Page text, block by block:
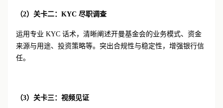
（2）关卡二： KYC 尽职调查
运用专业 KYC 话术，清晰阐述开曼基金会的业务模式、资金
来源与用途、投资策略等。突出合规性与稳定性，增强银行信
任。
（3）关卡三：视频见证